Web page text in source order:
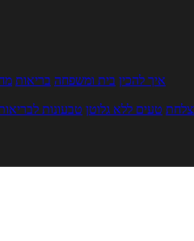
איך להכין בית ומשפחה בריאות
טעים ללא גלוטן טבעונות